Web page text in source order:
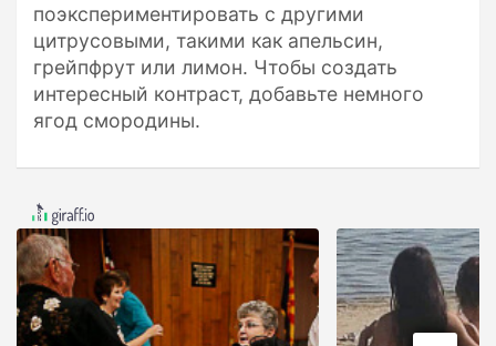
поэкспериментировать с другими
цитрусовыми, такими как апельсин,
грейпфрут или лимон. Чтобы создать
интересный контраст, добавьте немного
ягод смородины.